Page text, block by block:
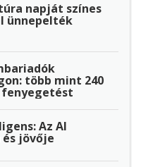
napját színes
ünnepelték
több mint 240
Az AI
jövője